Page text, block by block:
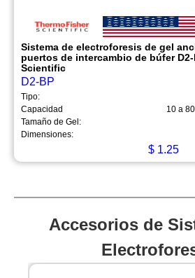
Sistema de electroforesis de gel
puertos de intercambio de búfer D2-
Scientific
D2-BP
Tipo:
Capacidad
10 a
Tamaño de Gel:
Dimensiones:
$ 1.25
Accesorios de